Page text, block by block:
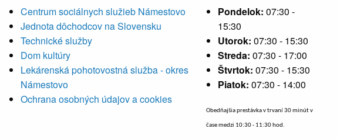
Centrum sociálnych služieb Námestovo
Jednota dôchodcov na Slovensku
Technické služby
Dom kultúry
Lekárenská pohotovostná služba - okres
Námestovo
Ochrana osobných údajov a cookies
Pondelok: 07:30 -
15:30
Utorok: 07:30 - 15:30
Streda: 07:30 - 17:00
Štvrtok: 07:30 - 15:30
Piatok: 07:30 - 14:00
Obedňajšia prestávka v trvaní 30 minút v
čase medzi 10:30 - 11:30 hod.